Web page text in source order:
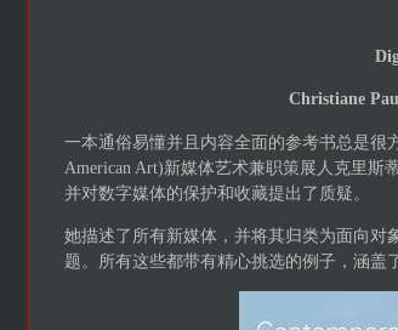
Christiane
一本通俗易懂并且内容全面的参考书总是很
American Art)新媒体艺术兼职策展人克里斯
并对数字媒体的保护和收藏提出了质疑。
她描述了所有新媒体，并将其归类为面向对
题。所有这些都带有精心挑选的例子，涵盖